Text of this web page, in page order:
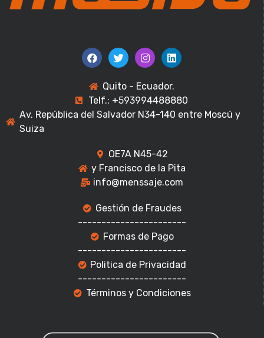
Quito - Ecuador.
Telf.: +593994488880
Av. República del Salvador N34-140 entre Moscú y
Suiza
OE7A N45-42
y Francisco de la Pita
info@menssaje.com
Gestión de Fraudes
-----------------------
Formas de Pago
-----------------------
Politica de Privacidad
-----------------------
Términos y Condiciones